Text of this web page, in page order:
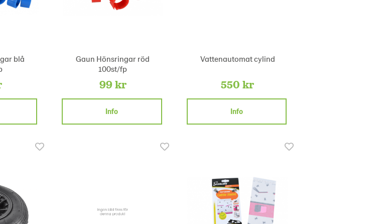
blå
Gaun Hönsringar röd
100st/fp
99 kr
Info
Vattenautomat cylind
550 kr
Info